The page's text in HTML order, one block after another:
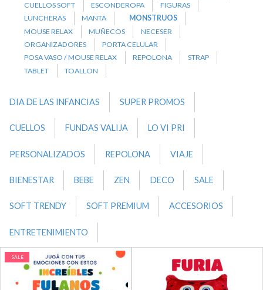
CUELLOS SOFT
ESCONDEROPA
FIGURAS
LUNCHERAS
MANTA
MONSTRUOS
MOUSE RELAX
MUÑECOS
NECESER
ORGANIZADORES
PORTA CELULAR
POSA VASO / MOUSE RELAX
REPOLONA
STRAP
TABLET
TOALLON
DIA DE LAS INFANCIAS SUPER PROMOS
CUELLOS FUNDAS VALIJA LO VI PRI
PERSONALIZADOS REPOLONA VIAJE
BIENESTAR BEBE ZEN DECO SALE
SOFT TRENDY SOFT PREMIUM ACCESORIOS
ENTRETENIMIENTO
SALE